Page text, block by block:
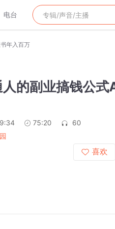
电台
年入百万
的副业搞钱公式
75:20
60
喜欢